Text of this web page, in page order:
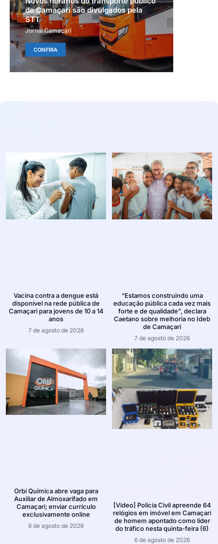
de Camaçari são divulgados pela
STT
Jornal Camaçari
CONFIRA
Vacina contra a dengue está
disponível na rede pública de
Camaçari para jovens de 10 a 14
anos
7 de agosto de 2026
“Estamos construindo uma
educação pública cada vez mais
forte e de qualidade”, declara
Caetano sobre melhoria no Ideb
de Camaçari
7 de agosto de 2026
Orbi Química abre vaga para
Auxiliar de Almoxarifado em
Camaçari; enviar currículo
exclusivamente online
6 de agosto de 2026
[Vídeo] Polícia Civil apreende 64
relógios em imóvel em Camaçari
de homem apontado como líder
do tráfico nesta quinta-feira (6)
6 de agosto de 2026